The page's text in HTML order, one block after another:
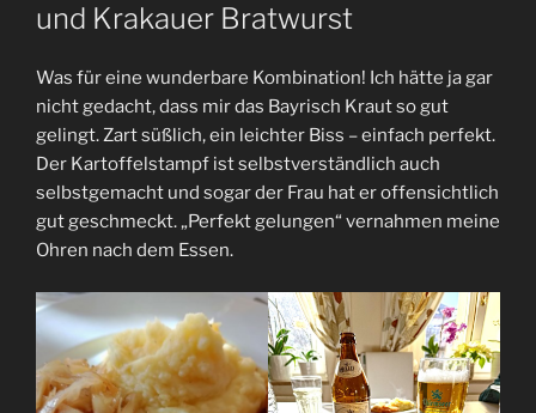
und Krakauer Bratwurst
Was für eine wunderbare Kombination! Ich hätte ja gar
nicht gedacht, dass mir das Bayrisch Kraut so gut
gelingt. Zart süßlich, ein leichter Biss – einfach perfekt.
Der Kartoffelstampf ist selbstverständlich auch
selbstgemacht und sogar der Frau hat er offensichtlich
gut geschmeckt. „Perfekt gelungen“ vernahmen meine
Ohren nach dem Essen.